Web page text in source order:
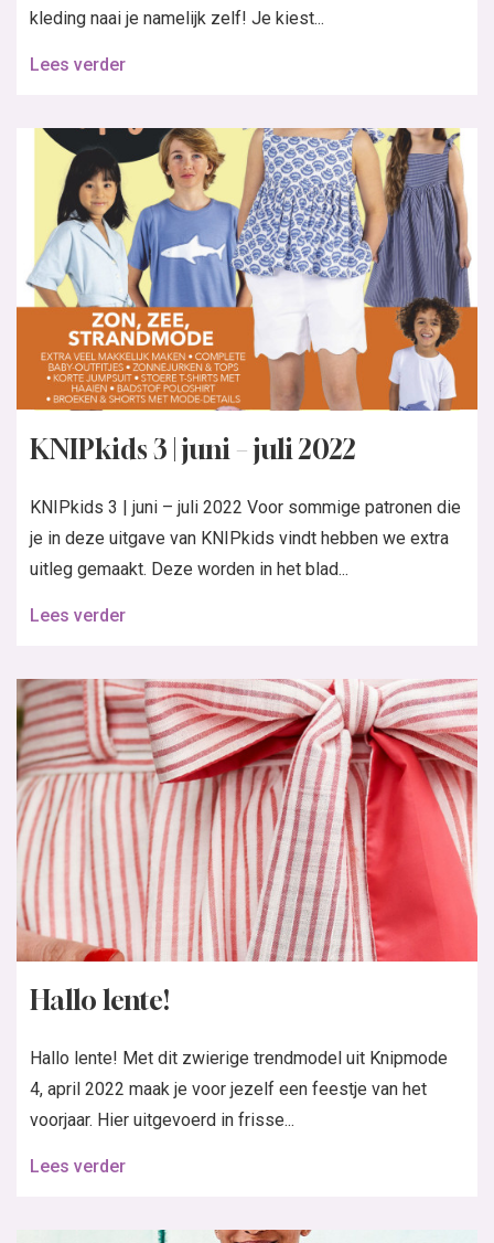
kleding naai je namelijk zelf! Je kiest...
Lees verder
KNIPkids 3 | juni – juli 2022
KNIPkids 3 | juni – juli 2022 Voor sommige patronen die
je in deze uitgave van KNIPkids vindt hebben we extra
uitleg gemaakt. Deze worden in het blad...
Lees verder
Hallo lente!
Hallo lente! Met dit zwierige trendmodel uit Knipmode
4, april 2022 maak je voor jezelf een feestje van het
voorjaar. Hier uitgevoerd in frisse...
Lees verder